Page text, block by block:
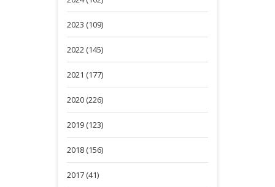
2023 (109)
2022 (145)
2021 (177)
2020 (226)
2019 (123)
2018 (156)
2017 (41)